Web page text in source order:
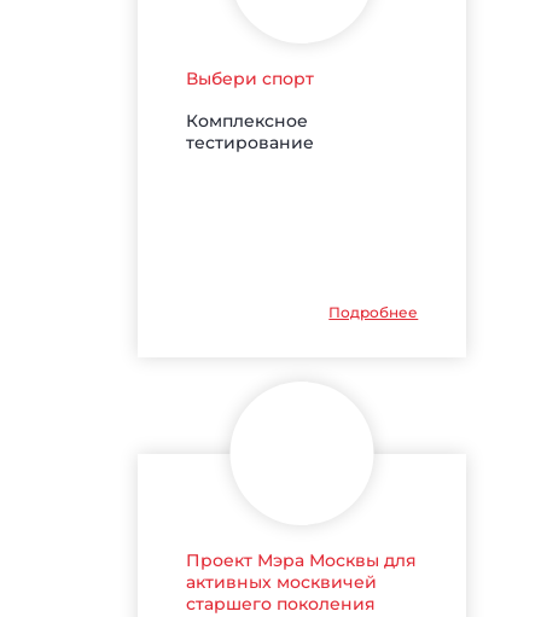
Выбери спорт
Комплексное
тестирование
Подробнее
Проект Мэра Москвы для
активных москвичей
старшего поколения